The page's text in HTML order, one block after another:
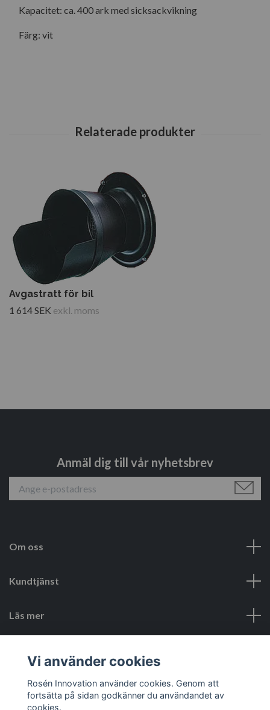
Kapacitet: ca. 400 ark med sicksackvikning
Färg: vit
Avgastratt för bil
1 614 SEK exkl. moms
Anmäl dig till vår nyhetsbrev
Om oss
Kundtjänst
Läs mer
Vi använder cookies
Rosén Innovation använder cookies. Genom att
fortsätta på sidan godkänner du användandet av
cookies.